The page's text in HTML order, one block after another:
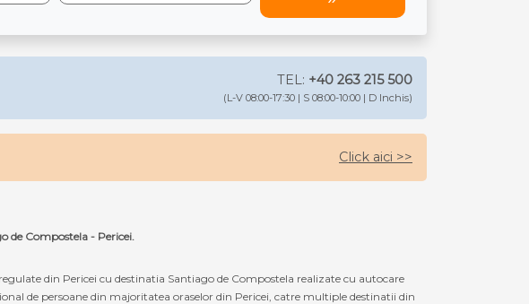
TEL: +40 263 215 500
(L-V 08:00-17:30 | S 08:00-10:00 | D Inchis)
Click aici >>
de Compostela - Pericei.
din Pericei cu destinatia Santiago de Compostela realizate cu autocare
de persoane din majoritatea oraselor din Pericei, catre multiple destinatii din